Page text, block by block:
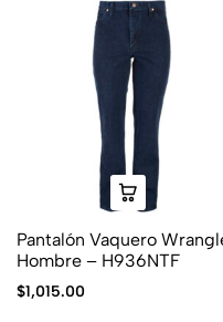
Pantalón Vaquero
Hombre – H936NTF
$1,015.00